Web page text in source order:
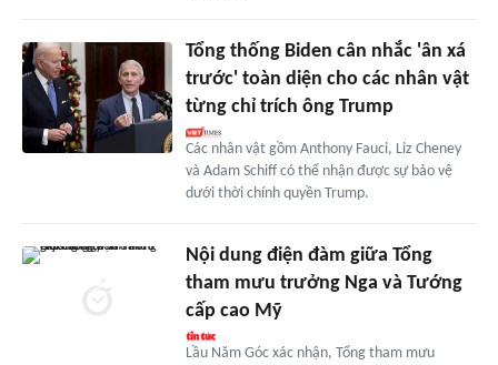
Tổng thống Biden cân nhắc 'ân xá
trước' toàn diện cho các nhân vật
từng chỉ trích ông Trump
Các nhân vật gồm Anthony Fauci, Liz Cheney
và Adam Schiff có thể nhận được sự bảo vệ
dưới thời chính quyền Trump.
Nội dung điện đàm giữa Tổng
tham mưu trưởng Nga và Tướng
cấp cao Mỹ
Lầu Năm Góc xác nhận, Tổng tham mưu